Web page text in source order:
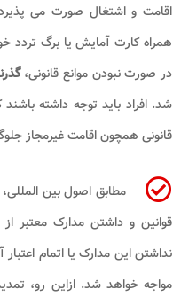
اقامت و اشتغال صورت می
همراه کارت آمایش یا برگ تردد
در صورت نبودن موانع قانونی،
شد. افراد باید توجه داشته
قانونی همچون اقامت غیرمجاز
مطابق اصول بین
قوانین و داشتن مدارک معتبر
نداشتن این مدارک یا اتمام
مواجه خواهد شد. ازاین رو،